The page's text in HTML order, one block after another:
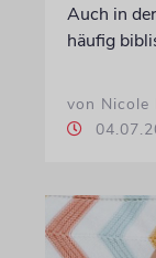
Auch in
häufig
von Nicole